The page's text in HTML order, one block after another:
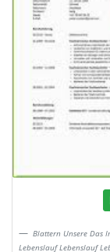
Blattern Unsere Das
Lebenslauf Lebenslauf